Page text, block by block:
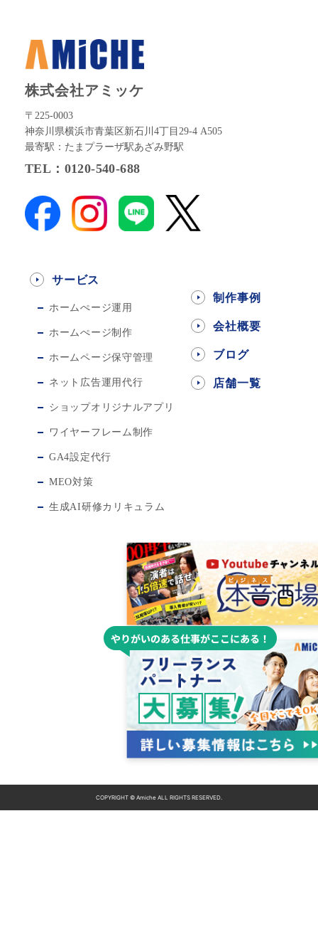
株式会社アミッケ
〒225-0003
神奈川県横浜市青葉区新石川4丁目29-4 A505
最寄駅：たまプラーザ駅あざみ野駅
TEL：0120-540-688
サービス
ホームぺージ運用
ホームぺージ制作
ホームページ保守管理
ネット広告運用代行
ショップオリジナルアプリ
ワイヤーフレーム制作
GA4設定代行
MEO対策
生成AI研修カリキュラム
制作事例
会社概要
ブログ
店舗一覧
COPYRIGHT © Amiche ALL RIGHTS RESERVED.